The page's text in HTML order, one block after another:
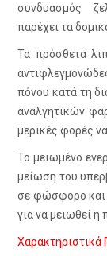
συνδυασμός
παρέχει τα
Τα πρόσθετα
πόνου κατά τη
αναλγητικών
μερικές φορές
Το μειωμένο
μείωση του
σε φώσφορο και
για να μειωθεί η
Χαρακτηριστικά